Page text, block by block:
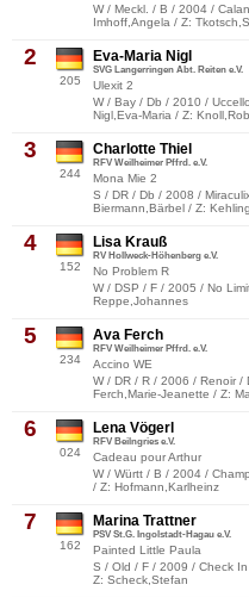
W / Meckl. / B / 2004 /
Imhoff,Angela / Z:
2
205
Eva-Maria Nigl
SVG Langerringen Abt. Reiten e.V.
Ulexit 2
W / Bay / Db / 2010 /
Nigl,Eva-Maria / Z:
3
244
Charlotte Thiel
RFV Weilheimer Pffrd. e.V.
Mona Mie 2
S / DR / Db / 2008 /
Biermann,Bärbel / Z:
4
152
Lisa Krauß
RV Hollweck-Höhenberg e.V.
No Problem R
W / DSP / F / 2005 / No
Reppe,Johannes
5
234
Ava Ferch
RFV Weilheimer Pffrd. e.V.
Accino WE
W / DR / R / 2006 / Renoir /
Ferch,Marie-Jeanette / Z:
6
024
Lena Vögerl
RFV Beilngries e.V.
Cadeau pour Arthur
W / Württ / B / 2004 /
/ Z: Hofmann,Karlheinz
7
162
Marina Trattner
PSV St.G. Ingolstadt-Hagau e.V.
Painted Little Paula
S / Old / F / 2009 / Check
Z: Scheck,Stefan